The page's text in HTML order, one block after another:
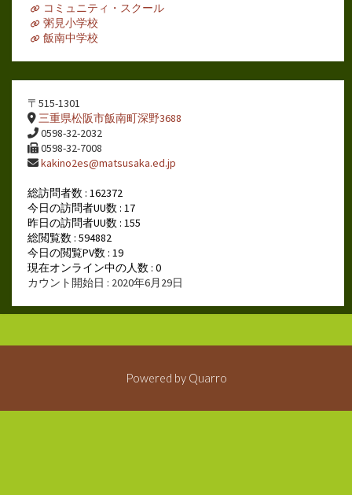
コミュニティ・スクール
粥見小学校
飯南中学校
〒515-1301
三重県松阪市飯南町深野3688
0598-32-2032
0598-32-7008
kakino2es@matsusaka.ed.jp
総訪問者数 : 162372
今日の訪問者UU数 : 17
昨日の訪問者UU数 : 155
総閲覧数 : 594882
今日の閲覧PV数 : 19
現在オンライン中の人数 : 0
カウント開始日 : 2020年6月29日
Powered by Quarro